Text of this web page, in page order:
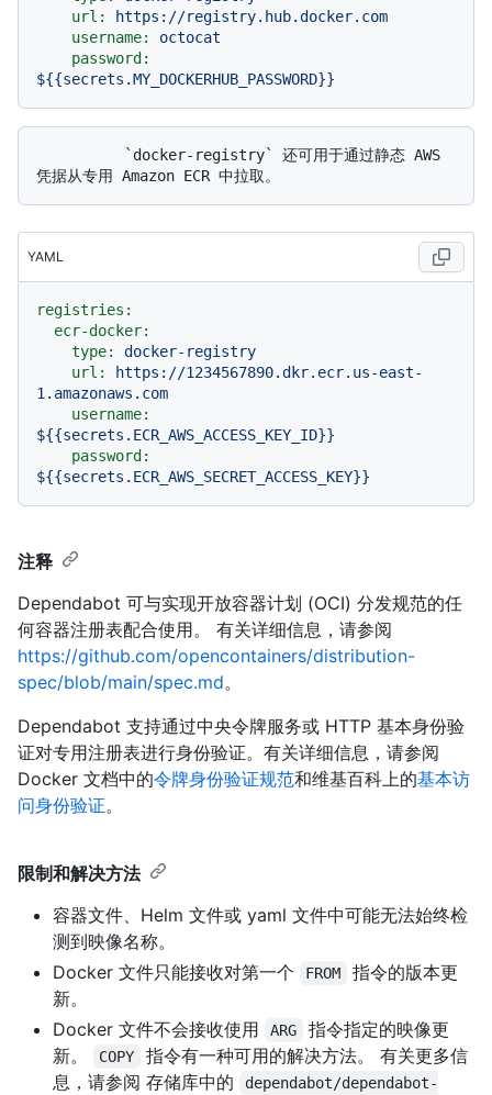
url:
https://registry.hub.docker.com
username:
octocat
password:
${{secrets.MY_DOCKERHUB_PASSWORD}}
YAML
registries:
ecr-docker:
type:
docker-registry
url:
https://1234567890.dkr.ecr.us-east-
1.amazonaws.com
username:
${{secrets.ECR_AWS_ACCESS_KEY_ID}}
password:
${{secrets.ECR_AWS_SECRET_ACCESS_KEY}}
注释
Dependabot 可与实现开放容器计划 (OCI) 分发规范的任
何容器注册表配合使用。 有关详细信息，请参阅
https://github.com/opencontainers/distribution-
spec/blob/main/spec.md。
Dependabot 支持通过中央令牌服务或 HTTP 基本身份验
证对专用注册表进行身份验证。有关详细信息，请参阅
Docker 文档中的令牌身份验证规范和维基百科上的基本访
问身份验证。
限制和解决方法
容器文件、Helm 文件或 yaml 文件中可能无法始终检
测到映像名称。
Docker 文件只能接收对第一个
FROM
指令的版本更
新。
Docker 文件不会接收使用
ARG
指令指定的映像更
新。
COPY
指令有一种可用的解决方法。 有关更多信
息，请参阅 存储库中的
dependabot/dependabot-